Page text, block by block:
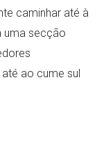
caminhar até à
uma secção
ao cume sul